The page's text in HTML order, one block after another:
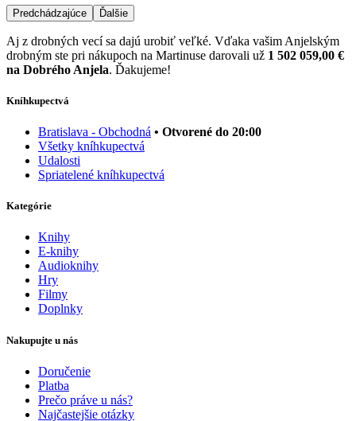
Predchádzajúce Ďalšie
Aj z drobných vecí sa dajú urobiť veľké. Vďaka vašim Anjelským
drobným ste pri nákupoch na Martinuse darovali už 1 502 059,00 €
na Dobrého Anjela. Ďakujeme!
Kníhkupectvá
Bratislava - Obchodná • Otvorené do 20:00
Všetky kníhkupectvá
Udalosti
Spriatelené kníhkupectvá
Kategórie
Knihy
E-knihy
Audioknihy
Hry
Filmy
Doplnky
Nakupujte u nás
Doručenie
Platba
Prečo práve u nás?
Najčastejšie otázky